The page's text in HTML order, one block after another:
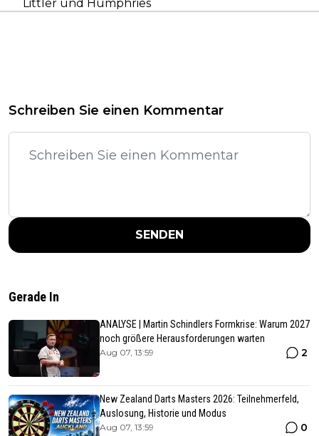
Littler und Humphries
Schreiben Sie einen Kommentar
SENDEN
Gerade In
ANALYSE | Martin Schindlers Formkrise: Warum 2027
noch größere Herausforderungen warten
Aug 07, 13:59 2
New Zealand Darts Masters 2026: Teilnehmerfeld,
Auslosung, Historie und Modus
Aug 07, 13:59 0